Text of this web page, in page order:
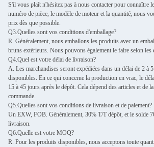
S'il vous plaît n'hésitez pas à nous contacter pour connaître
numéro de pièce, le modèle de moteur et la quantité, nous
prix dès que possible.
Q3.Quelles sont vos conditions d'emballage?
R. Généralement, nous emballons les produits avec un
bruns extérieurs. Nous pouvons également le faire selon les
Q4.Quel est votre délai de livraison?
A. Les marchandises seront expédiées dans un délai de 2 à
disponibles. En ce qui concerne la production en vrac, le
15 à 45 jours après le dépôt. Cela dépend des articles et de
commande.
Q5.Quelles sont vos conditions de livraison et de paiement?
Un EXW, FOB. Généralement, 30% T/T dépôt, et le solde
livraison.
Q6.Quelle est votre MOQ?
R. Pour les produits disponibles, nous acceptons toute